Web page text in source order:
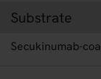
Substrate
Secukinumab-